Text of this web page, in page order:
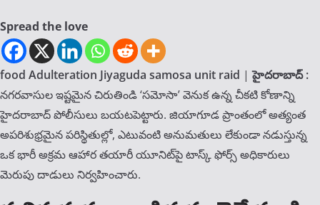
Spread the love
food Adulteration Jiyaguda samosa unit raid |హైదరాబాద్ :
నగరవాసుల ఇష్టమైన చిరుతిండి ‘సమోసా’ వెనుక ఉన్న చీకటి కోణాన్ని
హైదరాబాద్ పోలీసులు బయటపెట్టారు. జియాగూడ ప్రాంతంలో అత్యంత
అపరిశుభ్రమైన పరిస్థితుల్లో, ఎటువంటి అనుమతులు లేకుండా నడుస్తున్న
ఒక భారీ అక్రమ ఆహార తయారీ యూనిట్‌పై టాస్క్ ఫోర్స్ అధికారులు
మెరుపు దాడులు నిర్వహించారు.